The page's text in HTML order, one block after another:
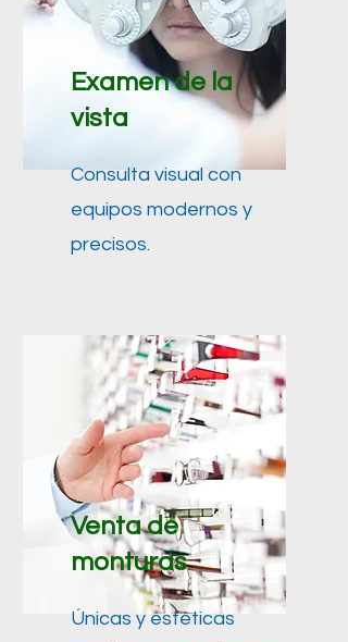
Examen de la
vista
Consulta visual con
equipos modernos y
precisos.
Venta de
monturas
Únicas y estéticas